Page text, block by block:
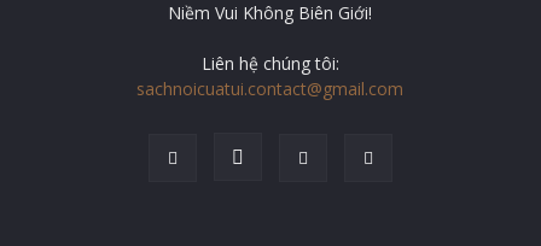
Niềm Vui Không Biên Giới!
Liên hệ chúng tôi:
sachnoicuatui.contact@gmail.com